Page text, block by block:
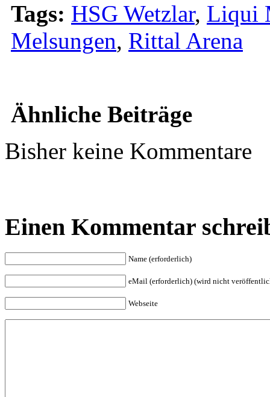
Tags: HSG Wetzlar, Liqui
Melsungen, Rittal Arena
Ähnliche Beiträge
Bisher keine Kommentare
Einen Kommentar
Name (erforderlich)
eMail (erforderlich) (wird nicht
Webseite